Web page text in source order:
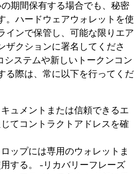
期間保有する場合でも、秘密
。ハードウェアウォレットを使
インで保管し、可能な限りエア
ザクションに署名してくださ
システムや新しいトークンコン
る際は、常に以下を行ってくだ
ュメントまたは信頼できるエ
てコントラクトアドレスを確
ップには専用のウォレットま
する。 -リカバリーフレーズ